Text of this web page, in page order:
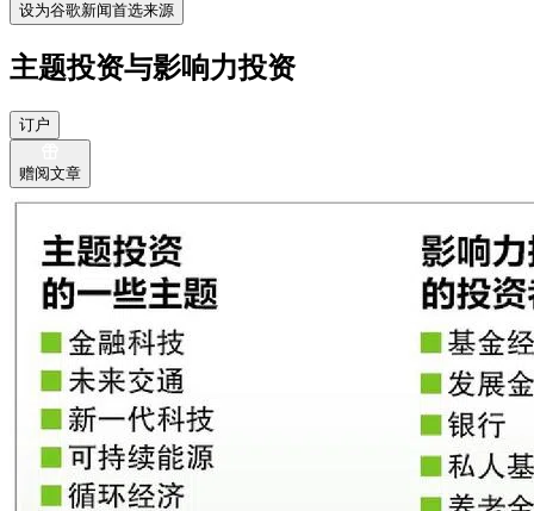
设为谷歌新闻首选来源
主题投资与影响力投资
订户
赠阅文章